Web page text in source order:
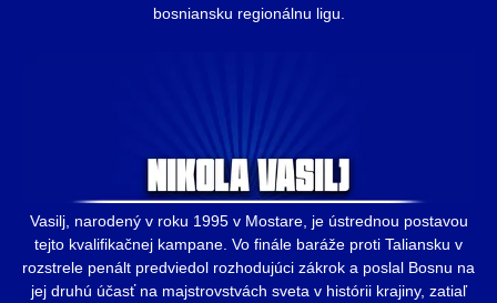
bosniansku regionálnu ligu.
Vasilj, narodený v roku 1995 v Mostare, je ústrednou postavou
tejto kvalifikačnej kampane. Vo finále baráže proti Taliansku v
rozstrele penált predviedol rozhodujúci zákrok a poslal Bosnu na
jej druhú účasť na majstrovstvách sveta v histórii krajiny, zatiaľ